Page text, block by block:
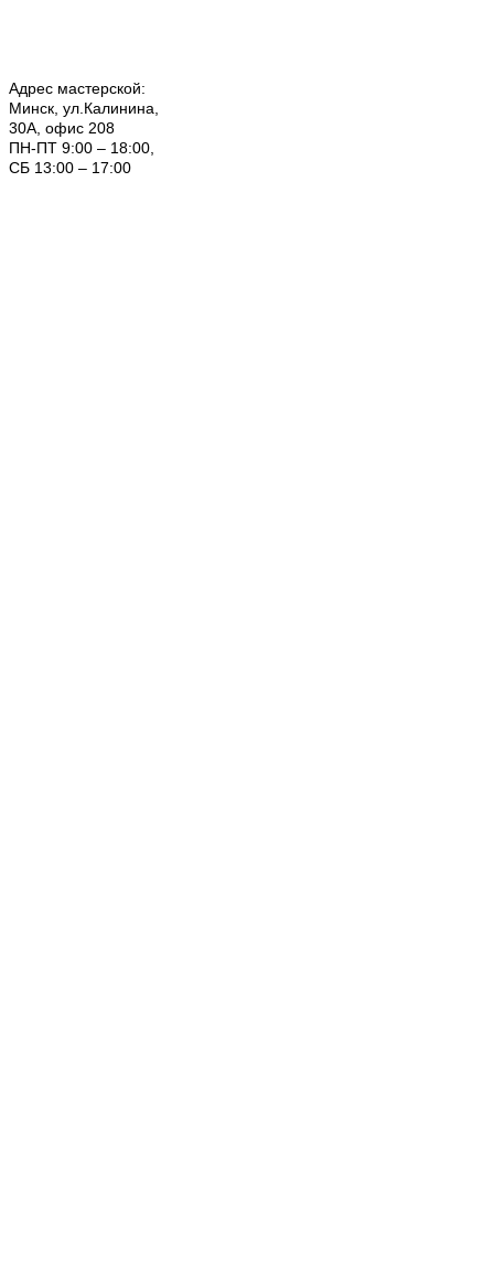
Адрес мастерской:
Минск, ул.Калинина,
30А, офис 208
ПН-ПТ 9:00 – 18:00,
СБ 13:00 – 17:00